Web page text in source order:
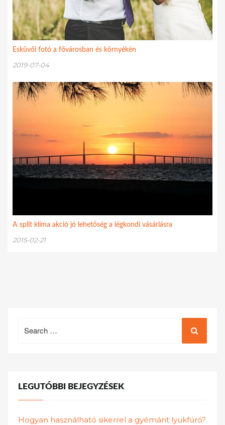
Esküvői fotó a fővárosban és környékén
2019-07-04
A split klíma akció jó lehetőség a légkondi vásárlásra
2015-02-21
for:
LEGUTÓBBI BEJEGYZÉSEK
Hogyan használható sikerrel a gyémánt lyukfúró?